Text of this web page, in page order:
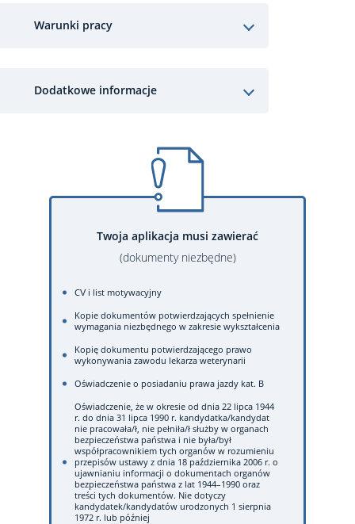
Warunki pracy
Dodatkowe informacje
Twoja aplikacja musi zawierać
(dokumenty niezbędne)
CV i list motywacyjny
Kopie dokumentów potwierdzających spełnienie
wymagania niezbędnego w zakresie wykształcenia
Kopię dokumentu potwierdzającego prawo
wykonywania zawodu lekarza weterynarii
Oświadczenie o posiadaniu prawa jazdy kat. B
Oświadczenie, że w okresie od dnia 22 lipca 1944
r. do dnia 31 lipca 1990 r. kandydatka/kandydat
nie pracowała/ł, nie pełniła/ł służby w organach
bezpieczeństwa państwa i nie była/był
współpracownikiem tych organów w rozumieniu
przepisów ustawy z dnia 18 października 2006 r. o
ujawnianiu informacji o dokumentach organów
bezpieczeństwa państwa z lat 1944–1990 oraz
treści tych dokumentów. Nie dotyczy
kandydatek/kandydatów urodzonych 1 sierpnia
1972 r. lub później